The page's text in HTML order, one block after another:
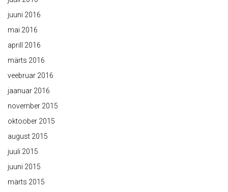
juuni 2016
mai 2016
aprill 2016
märts 2016
veebruar 2016
jaanuar 2016
november 2015
oktoober 2015
august 2015
juuli 2015
juuni 2015
märts 2015